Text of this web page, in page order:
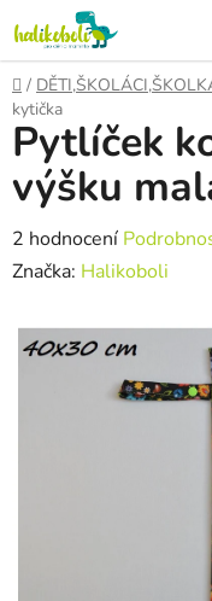
na
obsah
Domů
/
kytička
Pytlíček
výšku
Průměrné
hodnocení
je
2 hodnocení
Značka: Halikoboli